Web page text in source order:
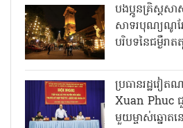
បងប្អូនគ្រិស្ត
សាទរបុណ្យណូអ
បរិបទនៃជម្ងឺរា
ប្រធានរដ្ឋវៀ
Xuan
មួយម្ចាស់ឆ្នោ